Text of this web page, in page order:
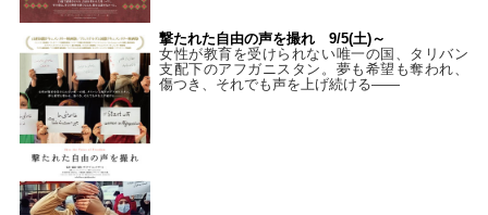
撃たれた自由の声を撮れ 9/5(土)～
女性が教育を受けられない唯一の国、タリバン
支配下のアフガニスタン。夢も希望も奪われ、
傷つき、それでも声を上げ続ける——